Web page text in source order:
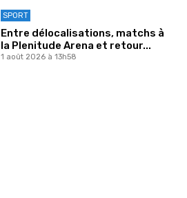
SPORT
Entre délocalisations, matchs à
la Plenitude Arena et retour...
1 août 2026 à 13h58